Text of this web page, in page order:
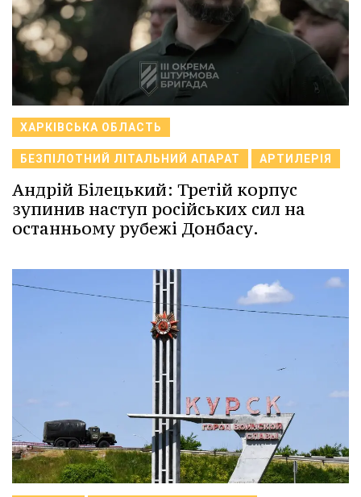
ХАРКІВСЬКА ОБЛАСТЬ
БЕЗПІЛОТНИЙ ЛІТАЛЬНИЙ АПАРАТ АРТИЛЕРІЯ
Андрій Білецький: Третій корпус
зупинив наступ російських сил на
останньому рубежі Донбасу.